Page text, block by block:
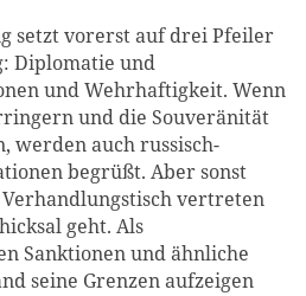
setzt vorerst auf drei Pfeiler
Diplomatie und
und Wehrhaftigkeit. Wenn
und die Souveränität
werden auch russisch-
begrüßt. Aber sonst
vertreten
geht. Als
Sanktionen und ähnliche
seine Grenzen aufzeigen